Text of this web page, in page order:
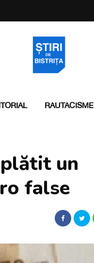
RAUTACISME
un
false